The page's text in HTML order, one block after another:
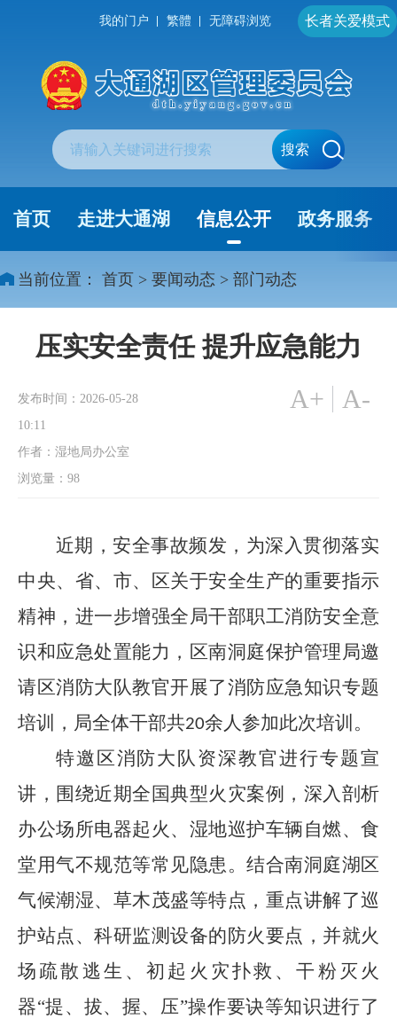
我的门户 繁體 无障碍浏览 长者关爱模式
搜索
首页 走进大通湖 信息公开 政务服务
当前位置： 首页 > 要闻动态 > 部门动态
压实安全责任 提升应急能力
发布时间：2026-05-28
10:11
作者：湿地局办公室
浏览量： 98
A+ A-
近期，安全事故频发，为深入贯彻落实
中央、省、市、区关于安全生产的重要指示
精神 ， 进一步增强全局干部职工消防安全意
识和应急处置能力 ， 区南洞庭保护管理局邀
请区消防大队教官开展了消防应急知识专题
培训，局全体干部共20余人参加此次培训。
特邀区消防大队资深教官进行专题宣
讲，围绕近期全国典型火灾案例，深入剖析
办公场所电器起火、湿地巡护车辆自燃、食
堂用气不规范等常见隐患。 结合南洞庭湖区
气候潮湿、草木茂盛等特点，重点讲解了巡
护站点、科研监测设备的防火要点，并就火
场疏散逃生、初起火灾扑救、干粉灭火
器“提、拔、握、压”操作要诀等知识进行了